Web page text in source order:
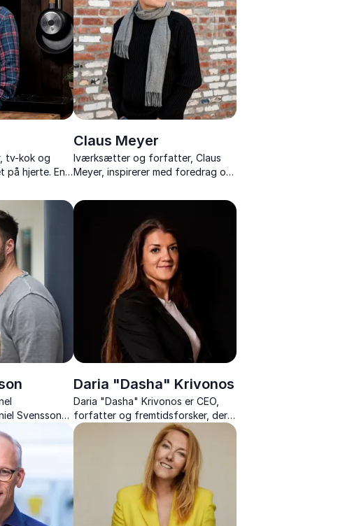
tv-kok og
på hjerte. En
og store
Claus Meyer
Iværksætter og forfatter, Claus
Meyer, inspirerer med foredrag om
værtskab og socialt ansvar.
Svensson
Daria "Dasha" Krivonos
Daria "Dasha" Krivonos er CEO,
forfatter og fremtidsforsker, der
inspirerer med skarpe analyser af
megatrends og fremtidens